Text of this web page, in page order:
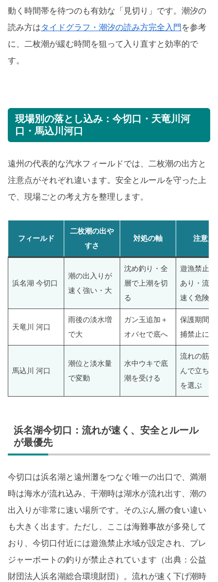
動く時間帯を待つのも有効な「見切り」です。潮汐の
読み方はタイドグラフ・潮汐の読み方完全入門 を参考
に、二枚潮が緩む時間を狙って入り直すと効率的で
す。
現場別の落とし込み：今切口・天竜川河
口・馬込川河口
遠州の代表的な汽水フィールドでは、二枚潮の出方と
注意点がそれぞれ違います。安全とルールを守った上
で、現場ごとの考え方を整理します。
フィールド
二枚潮の出や
すさ
対処の軸 注意点
浜名湖 今切口
潮の出入りが
速く強い・大
沈め釣り・全
層で上潮を切
る
遊漁禁止水
あり・流れ
速く危険
天竜川 河口
雨後の淡水増
で大
ガン玉追加＋
オバセで底へ
保護期間の
捕禁止に注
馬込川 河口
潮位と淡水量
で変動
水中ウキで底
潮を受ける
流れの筋を
んで立ち位
を選ぶ
浜名湖今切口：流れが速く、安全とルール
が最優先
今切口は浜名湖と遠州灘をつなぐ唯一の出口で、満潮
時は海水が流れ込み、干潮時は湖水が流れ出す、潮の
出入りが非常に速い場所です。そのぶん層の食い違い
も大きく出ます。ただし、ここは海難事故が多発して
おり、今切口付近には遊漁禁止水域が設定され、プレ
ジャーボートの釣りが禁止されています（出典：公益
財団法人浜名湖総合環境財団）。流れが速く下げ潮時